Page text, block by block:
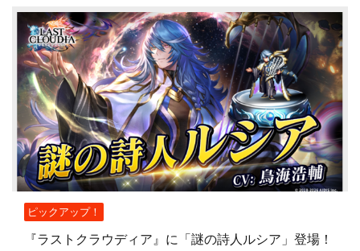
ピックアップ！
『ラストクラウディア』に「謎の詩人ルシア」登場！